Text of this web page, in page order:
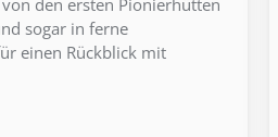
sogar in ferne
einen Rückblick mit